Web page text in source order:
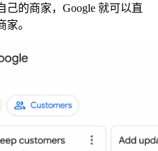
己的商家，Google 就可以直
家。